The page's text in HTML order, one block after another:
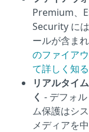
Premium、
Security に
ールが含まれ
のファイア
て詳しく知る
リアルタイ
く - デフォ
ム保護はシ
メディアを